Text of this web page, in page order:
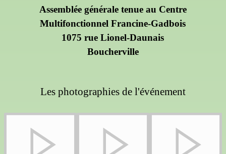
Assemblée générale tenue au Centre
Multifonctionnel Francine-Gadbois
1075 rue Lionel-Daunais
Boucherville
Les photographies de l'événement